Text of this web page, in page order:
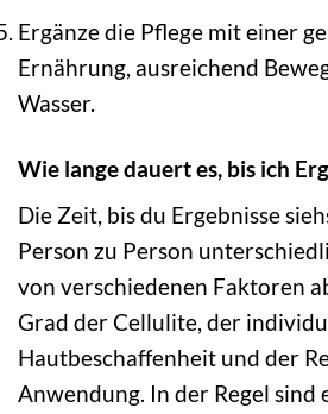
Ergänze die Pflege mit einer
Ernährung, ausreichend
Wasser.
Wie lange dauert es, bis ich
Die Zeit, bis du Ergebnisse
Person zu Person
von verschiedenen Faktoren
Grad der Cellulite, der
Hautbeschaffenheit und der
Anwendung. In der Regel sind